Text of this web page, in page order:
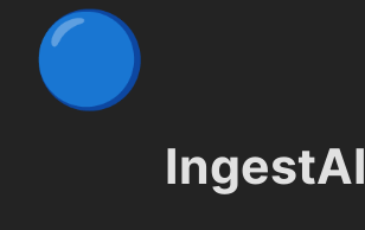
🔵
IngestAI